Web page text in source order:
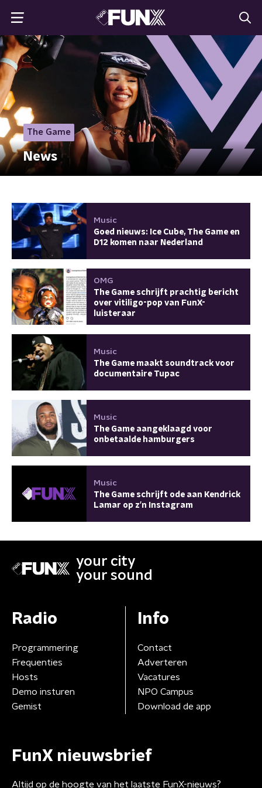
The Game
News
Music
Goed nieuws: Ice Cube, The Game en
D12 komen naar Nederland
OMG
The Game schrijft prachtig bericht
over vitiligo-pop van FunX-
luisteraar
Music
The Game maakt soundtrack voor
documentaire Tupac
Music
The Game aangeklaagd voor
onbetaalde hamburgers
Music
The Game schrijft ode aan Kendrick
Lamar op z'n Instagram
your city
your sound
Radio
Programmering
Frequenties
Hosts
Demo insturen
Gemist
Info
Contact
Adverteren
Vacatures
NPO Campus
Download de app
FunX nieuwsbrief
Altijd op de hoogte van het laatste FunX-nieuws?